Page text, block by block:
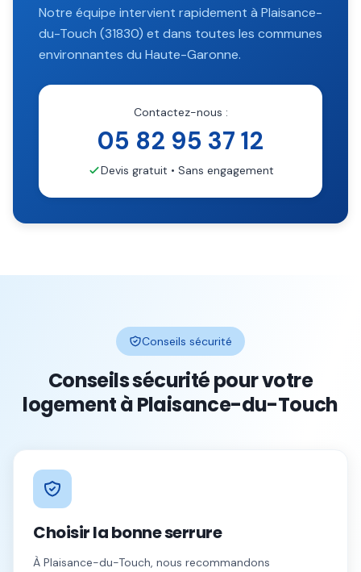
Notre équipe intervient rapidement à Plaisance-
du-Touch (31830) et dans toutes les communes
environnantes du Haute-Garonne.
Contactez-nous :
05 82 95 37 12
Devis gratuit • Sans engagement
Conseils sécurité
Conseils sécurité pour votre
logement àPlaisance-du-Touch
Choisir la bonne serrure
À Plaisance-du-Touch, nous recommandons